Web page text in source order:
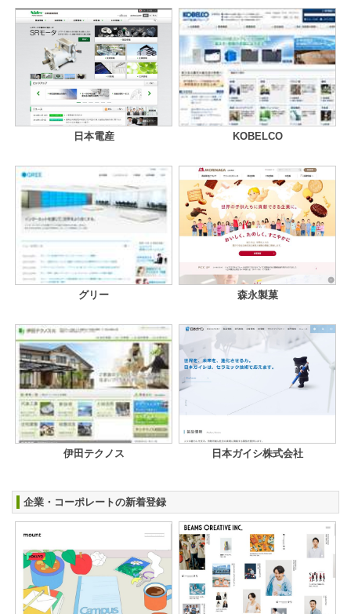
日本電産 KOBELCO
グリー 森永製菓
伊田テクノス 日本ガイシ株式会社
企業・コーポレートの新着登録